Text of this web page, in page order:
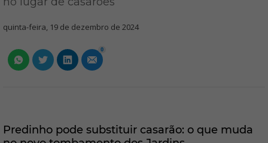
quinta-feira, 19 de dezembro de 2024
0
Predinho pode substituir casarão: o que muda